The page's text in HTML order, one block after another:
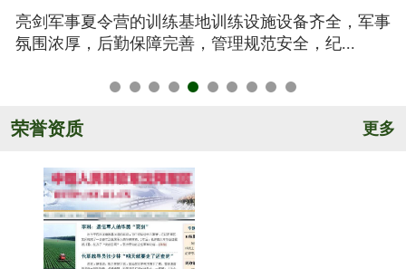
亮剑军事夏令营的训练基地训练设施设备齐全，军事
氛围浓厚，后勤保障完善，管理规范安全，纪...
荣誉资质 更多